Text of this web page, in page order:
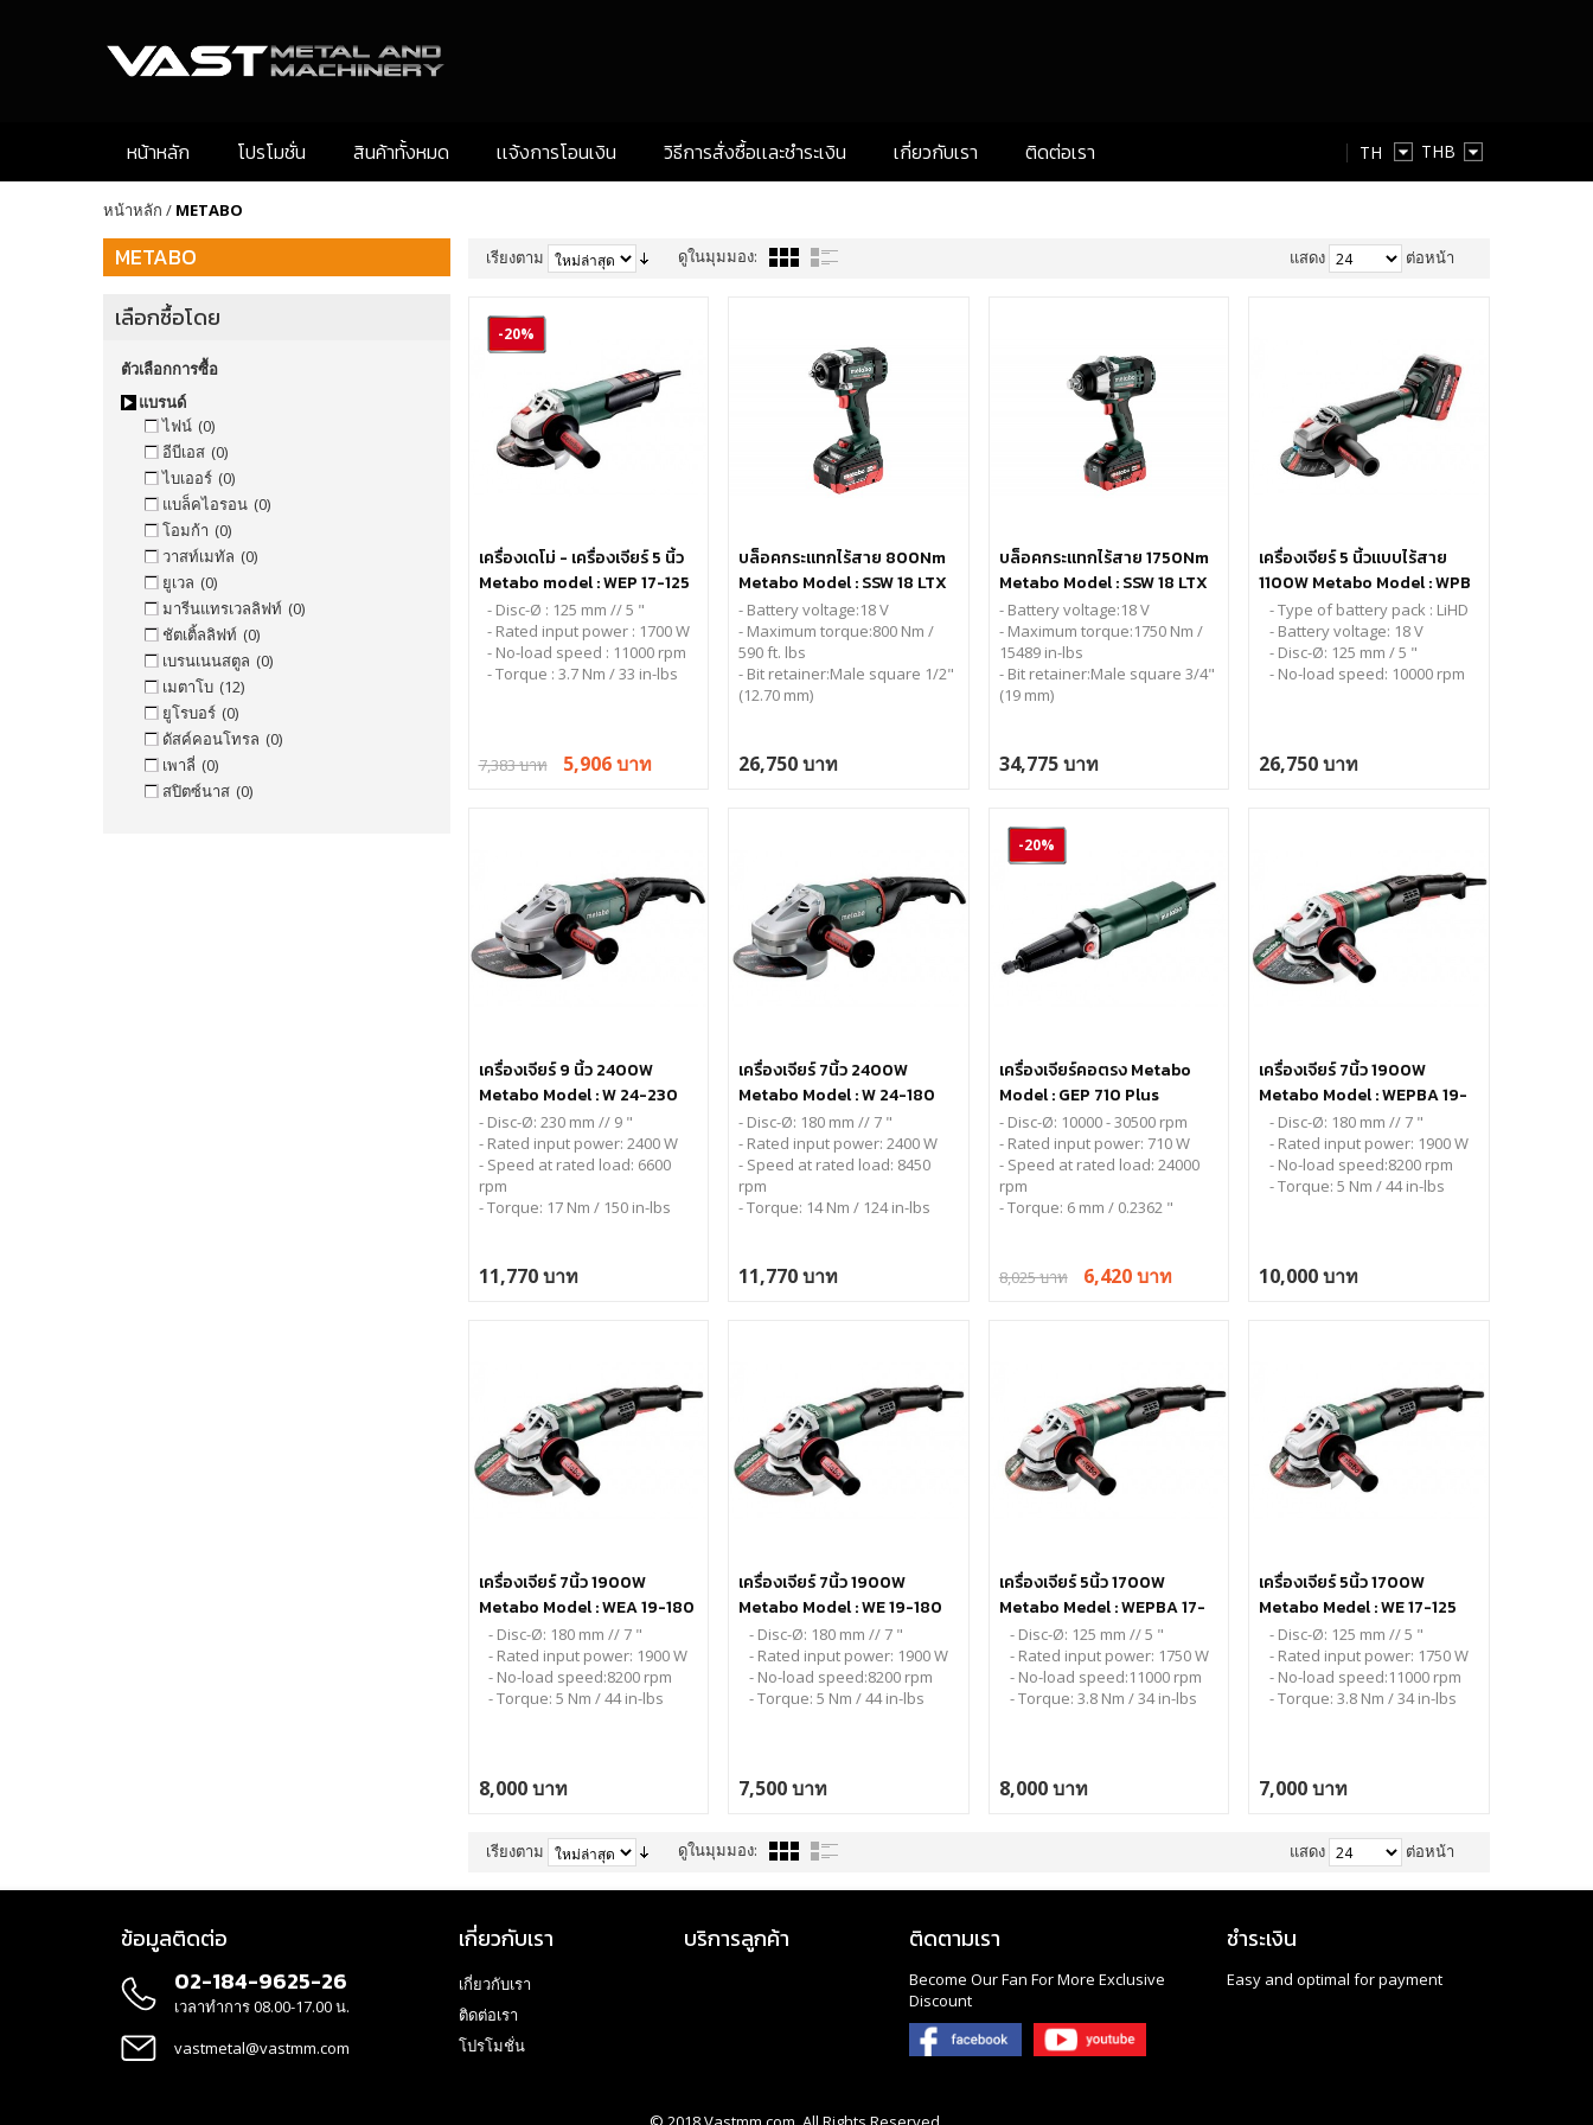
หน้าหลัก โปรโมชั่น สินค้าทั้งหมด เเจ้งการโอนเงิน วิธีการสั่งซื้อเเละชำระเงิน เกี่ยวกับเรา ติดต่อเรา
TH
TH
หน้าหลัก / METABO
METABO
เลือกซื้อโดย
ตัวเลือกการซื้อ
แบรนด์
ไฟน์ (0)
อีบีเอส (0)
ไบเออร์ (0)
แบล็คไอรอน (0)
โอมก้า (0)
วาสท์เมทัล (0)
ยูเวล (0)
มารีนแทรเวลลิฟท์ (0)
ชัตเติ้ลลิฟท์ (0)
เบรนเนนสตูล (0)
เมตาโบ (12)
ยูโรบอร์ (0)
ดัสค์คอนโทรล (0)
เพาลี่ (0)
สปิตซ์นาส (0)
เรียงตาม ดูในมุมมอง: แสดง ต่อหน้า
-20%
เครื่องเดโม่ - เครื่องเจียร์ 5 นิ้ว
Metabo model : WEP 17-125
Quick
- Disc-Ø : 125 mm // 5 "
- Rated input power : 1700 W
- No-load speed : 11000 rpm
- Torque : 3.7 Nm / 33 in-lbs
7,383 บาท 5,906 บาท
บล็อคกระแทกไร้สาย 800Nm
Metabo Model : SSW 18 LTX
800 BL พร้อมแบตเตอรี่
2x5.5Ah+แท่นชาร์จเร็ว
- Battery voltage:18 V
- Maximum torque:800 Nm /
590 ft. lbs
- Bit retainer:Male square 1/2"
(12.70 mm)
26,750 บาท
บล็อคกระแทกไร้สาย 1750Nm
Metabo Model : SSW 18 LTX
1750 BL พร้อมแบตเตอรี่
2x5.5Ah+แท่นชาร์จเร็ว
- Battery voltage:18 V
- Maximum torque:1750 Nm /
15489 in-lbs
- Bit retainer:Male square 3/4"
(19 mm)
34,775 บาท
เครื่องเจียร์ 5 นิ้วแบบไร้สาย
1100W Metabo Model : WPB
18 LT BL 11-125 Quick
- Type of battery pack : LiHD
- Battery voltage: 18 V
- Disc-Ø: 125 mm / 5 "
- No-load speed: 10000 rpm
26,750 บาท
เครื่องเจียร์ 9 นิ้ว 2400W
Metabo Model : W 24-230
MVT
- Disc-Ø: 230 mm // 9 "
- Rated input power: 2400 W
- Speed at rated load: 6600
rpm
- Torque: 17 Nm / 150 in-lbs
11,770 บาท
เครื่องเจียร์ 7นิ้ว 2400W
Metabo Model : W 24-180
MVT
- Disc-Ø: 180 mm // 7 "
- Rated input power: 2400 W
- Speed at rated load: 8450
rpm
- Torque: 14 Nm / 124 in-lbs
11,770 บาท
-20%
เครื่องเจียร์คอตรง Metabo
Model : GEP 710 Plus
- Disc-Ø: 10000 - 30500 rpm
- Rated input power: 710 W
- Speed at rated load: 24000
rpm
- Torque: 6 mm / 0.2362 "
8,025 บาท 6,420 บาท
เครื่องเจียร์ 7นิ้ว 1900W
Metabo Model : WEPBA 19-
180 Quick RT (เซฟตี้)
- Disc-Ø: 180 mm // 7 "
- Rated input power: 1900 W
- No-load speed:8200 rpm
- Torque: 5 Nm / 44 in-lbs
10,000 บาท
เครื่องเจียร์ 7นิ้ว 1900W
Metabo Model : WEA 19-180
Quick RT (กันสั่น)
- Disc-Ø: 180 mm // 7 "
- Rated input power: 1900 W
- No-load speed:8200 rpm
- Torque: 5 Nm / 44 in-lbs
8,000 บาท
เครื่องเจียร์ 7นิ้ว 1900W
Metabo Model : WE 19-180
Quick RT
- Disc-Ø: 180 mm // 7 "
- Rated input power: 1900 W
- No-load speed:8200 rpm
- Torque: 5 Nm / 44 in-lbs
7,500 บาท
เครื่องเจียร์ 5นิ้ว 1700W
Metabo Medel : WEPBA 17-
125 Quick RT (เซฟตี้)
- Disc-Ø: 125 mm // 5 "
- Rated input power: 1750 W
- No-load speed:11000 rpm
- Torque: 3.8 Nm / 34 in-lbs
8,000 บาท
เครื่องเจียร์ 5นิ้ว 1700W
Metabo Medel : WE 17-125
Quick RT
- Disc-Ø: 125 mm // 5 "
- Rated input power: 1750 W
- No-load speed:11000 rpm
- Torque: 3.8 Nm / 34 in-lbs
7,000 บาท
เรียงตาม ดูในมุมมอง: แสดง ต่อหน้า
ข้อมูลติดต่อ
02-184-9625-26
เวลาทำการ 08.00-17.00 น.
vastmetal@vastmm.com
เกี่ยวกับเรา
เกี่ยวกับเรา
ติดต่อเรา
โปรโมชั่น
บริการลูกค้า ติดตามเรา
Become Our Fan For More Exclusive
Discount
ชำระเงิน
Easy and optimal for payment